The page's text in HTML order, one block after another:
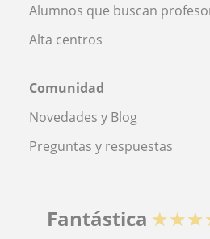
Alumnos que buscan
Alta centros
Comunidad
Novedades y Blog
Preguntas y respuestas
Fantástica